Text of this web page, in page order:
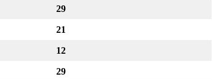
29
21
12
29